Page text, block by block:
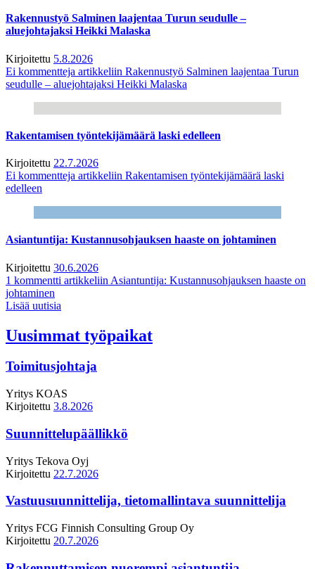
Rakennustyö Salminen laajentaa Turun seudulle –
aluejohtajaksi Heikki Malaska
Kirjoitettu 5.8.2026
Ei kommentteja artikkeliin Rakennustyö Salminen laajentaa Turun
seudulle – aluejohtajaksi Heikki Malaska
Rakentamisen työntekijämäärä laski edelleen
Kirjoitettu 22.7.2026
Ei kommentteja artikkeliin Rakentamisen työntekijämäärä laski
edelleen
Asiantuntija: Kustannusohjauksen haaste on johtaminen
Kirjoitettu 30.6.2026
1 kommentti artikkeliin Asiantuntija: Kustannusohjauksen haaste on
johtaminen
Lisää uutisia
Uusimmat työpaikat
Toimitusjohtaja
Yritys KOAS
Kirjoitettu 3.8.2026
Suunnittelupäällikkö
Yritys Tekova Oyj
Kirjoitettu 22.7.2026
Vastuusuunnittelija, tietomallintava suunnittelija
Yritys FCG Finnish Consulting Group Oy
Kirjoitettu 20.7.2026